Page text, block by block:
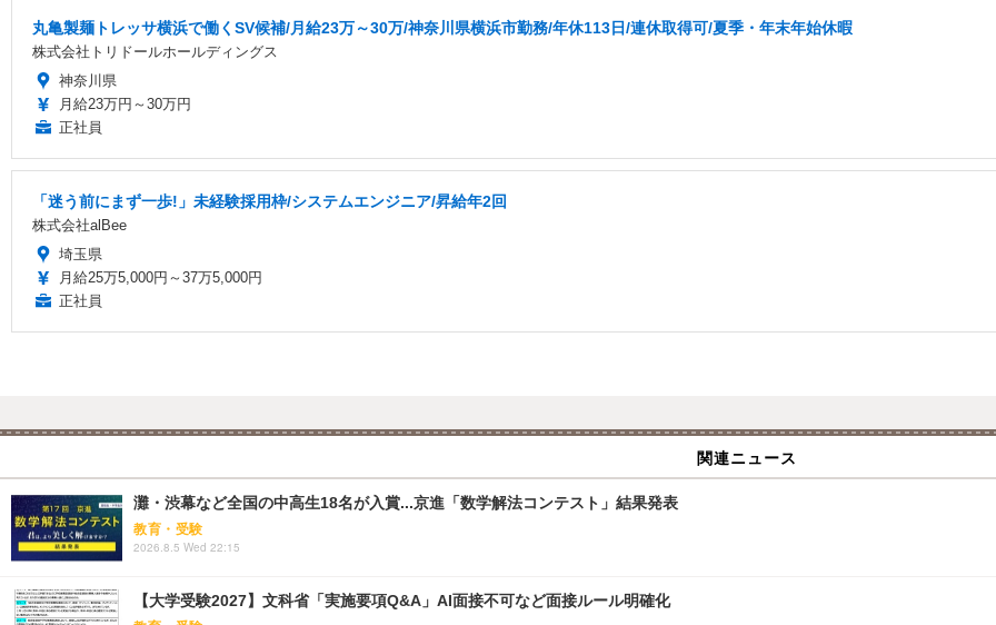
丸亀製麺トレッサ横浜で働くSV候補/月給23万～30万/神奈川県横浜市勤務/年休113日/連休取得可/夏季・年末年始休暇
株式会社トリドールホールディングス
神奈川県
月給23万円～30万円
正社員
「迷う前にまず一歩!」未経験採用枠/システムエンジニア/昇給年2回
株式会社alBee
埼玉県
月給25万5,000円～37万5,000円
正社員
関連ニュース
灘・渋幕など全国の中高生18名が入賞...京進「数学解法コンテスト」結果発表
教育・受験
2026.8.5 Wed 22:15
【大学受験2027】文科省「実施要項Q&A」AI面接不可など面接ルール明確化